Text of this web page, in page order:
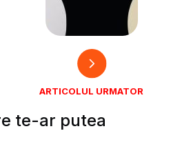
ARTICOLUL URMATOR
te-ar putea